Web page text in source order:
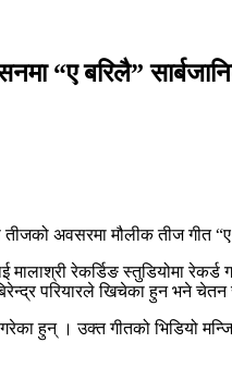
“ए बरिलै”
तीजको अवसरमा मौलीक तीज गीत
रेकर्डिङ स्तुडियोमा
परियारले खिचेका हुन भने
गरेका हुन् । उक्त गीतको भिडियो